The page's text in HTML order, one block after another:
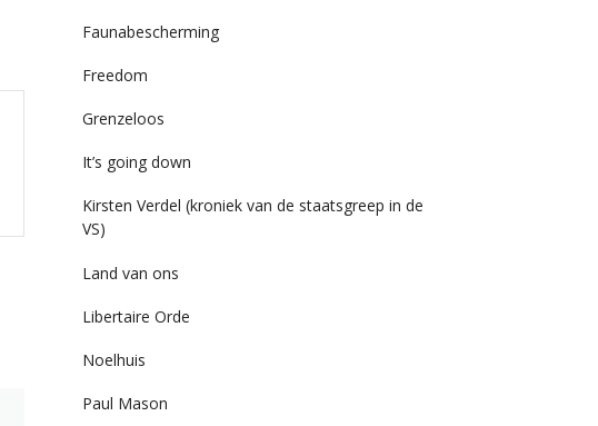
Faunabescherming
Freedom
Grenzeloos
It’s going down
Kirsten Verdel (kroniek van de staatsgreep in de
VS)
Land van ons
Libertaire Orde
Noelhuis
Paul Mason